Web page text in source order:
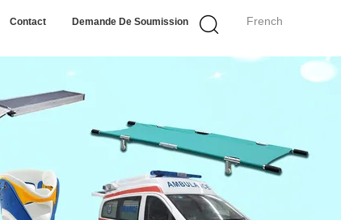
French
Contact Demande De Soumission